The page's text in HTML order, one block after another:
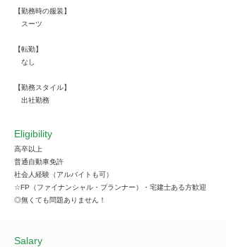
【勤務時の服装】
スーツ
【転勤】
なし
【勤務スタイル】
出社勤務
Eligibility
高卒以上
普通自動車免許
社会人経験（アルバイトも可）
☆FP（ファイナンシャル・プランナー）・宅建士ある方歓迎
◎無くても問題ありません！
​Salary